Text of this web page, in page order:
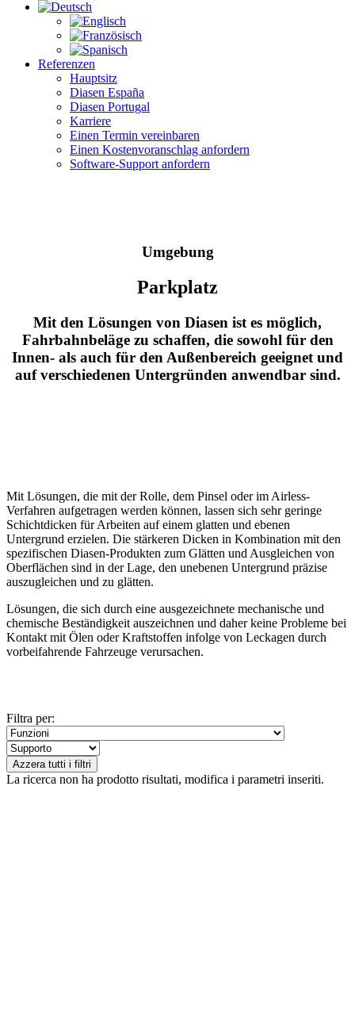
Referenzen
Hauptsitz
Diasen España
Diasen Portugal
Karriere
Einen Termin vereinbaren
Einen Kostenvoranschlag anfordern
Software-Support anfordern
Umgebung
Parkplatz
Mit den Lösungen von Diasen ist es möglich,
Fahrbahnbeläge zu schaffen, die sowohl für den
Innen- als auch für den Außenbereich geeignet und
auf verschiedenen Untergründen anwendbar sind.
Mit Lösungen, die mit der Rolle, dem Pinsel oder im Airless-
Verfahren aufgetragen werden können, lassen sich sehr geringe
Schichtdicken für Arbeiten auf einem glatten und ebenen
Untergrund erzielen. Die stärkeren Dicken in Kombination mit den
spezifischen Diasen-Produkten zum Glätten und Ausgleichen von
Oberflächen sind in der Lage, den unebenen Untergrund präzise
auszugleichen und zu glätten.
Lösungen, die sich durch eine ausgezeichnete mechanische und
chemische Beständigkeit auszeichnen und daher keine Probleme bei
Kontakt mit Ölen oder Kraftstoffen infolge von Leckagen durch
vorbeifahrende Fahrzeuge verursachen.
Filtra per:
Azzera tutti i filtri
La ricerca non ha prodotto risultati, modifica i parametri inseriti.